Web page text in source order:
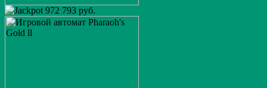
972 793 руб.